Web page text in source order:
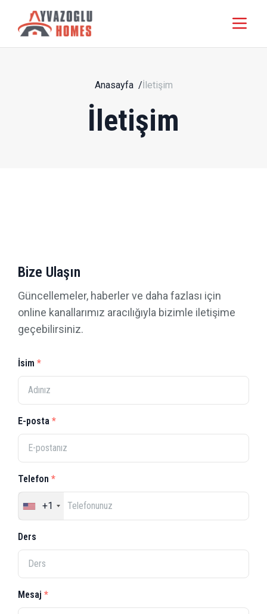
Anasayfa /İletişim
İletişim
Bize Ulaşın
Güncellemeler, haberler ve daha fazlası için
online kanallarımız aracılığıyla bizimle iletişime
geçebilirsiniz.
İsim
E-posta
Telefon
+1
Ders
Mesaj